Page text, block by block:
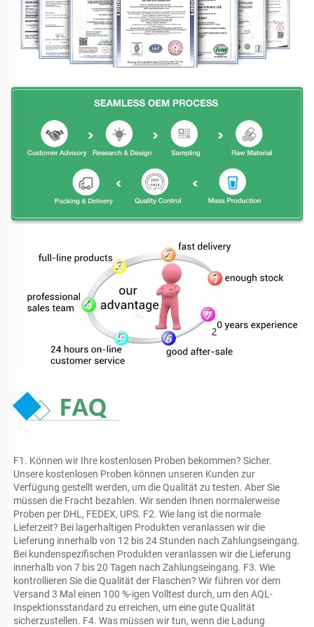
F1. Können wir Ihre kostenlosen Proben bekommen? Sicher.
Unsere kostenlosen Proben können unseren Kunden zur
Verfügung gestellt werden, um die Qualität zu testen. Aber Sie
müssen die Fracht bezahlen. Wir senden Ihnen normalerweise
Proben per DHL, FEDEX, UPS. F2. Wie lang ist die normale
Lieferzeit? Bei lagerhaltigen Produkten veranlassen wir die
Lieferung innerhalb von 12 bis 24 Stunden nach Zahlungseingang.
Bei kundenspezifischen Produkten veranlassen wir die Lieferung
innerhalb von 7 bis 20 Tagen nach Zahlungseingang. F3. Wie
kontrollieren Sie die Qualität der Flaschen? Wir führen vor dem
Versand 3 Mal einen 100 %-igen Volltest durch, um den AQL-
Inspektionsstandard zu erreichen, um eine gute Qualität
sicherzustellen. F4. Was müssen wir tun, wenn die Ladung